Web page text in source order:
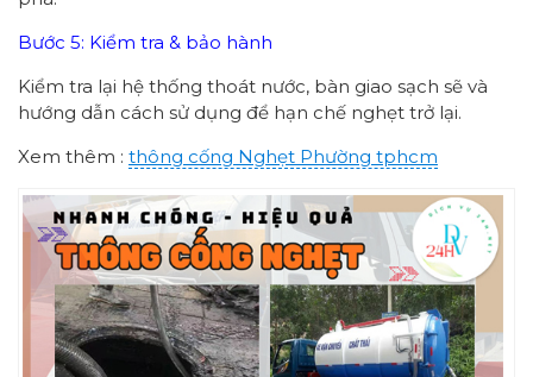
Bước 5: Kiểm tra & bảo hành
Kiểm tra lại hệ thống thoát nước, bàn giao sạch sẽ và
hướng dẫn cách sử dụng để hạn chế nghẹt trở lại.
Xem thêm : thông cống Nghẹt Phường tphcm